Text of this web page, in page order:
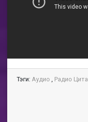
Тэги: Аудио , Радио